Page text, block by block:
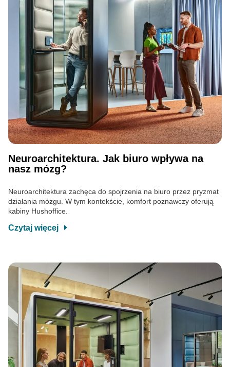
Neuroarchitektura. Jak biuro wpływa na
nasz mózg?
Neuroarchitektura zachęca do spojrzenia na biuro przez pryzmat
działania mózgu. W tym kontekście, komfort poznawczy oferują
kabiny Hushoffice.
Czytaj więcej